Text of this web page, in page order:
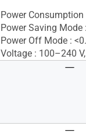
Power Consumption
Power Saving Mode
Power Off Mode :
Voltage : 100–240